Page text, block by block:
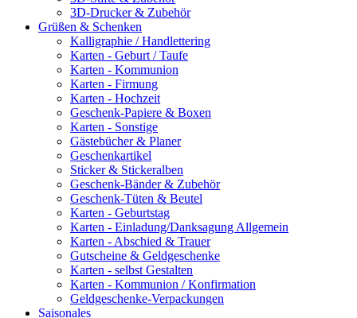
3D-Drucker & Zubehör
Grüßen & Schenken
Kalligraphie / Handlettering
Karten - Geburt / Taufe
Karten - Kommunion
Karten - Firmung
Karten - Hochzeit
Geschenk-Papiere & Boxen
Karten - Sonstige
Gästebücher & Planer
Geschenkartikel
Sticker & Stickeralben
Geschenk-Bänder & Zubehör
Geschenk-Tüten & Beutel
Karten - Geburtstag
Karten - Einladung/Danksagung Allgemein
Karten - Abschied & Trauer
Gutscheine & Geldgeschenke
Karten - selbst Gestalten
Karten - Kommunion / Konfirmation
Geldgeschenke-Verpackungen
Saisonales